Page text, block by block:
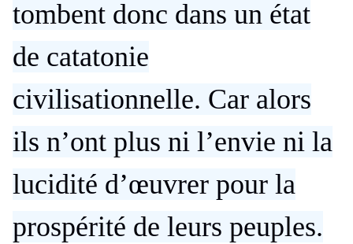
tombent donc dans un état
de catatonie
civilisationnelle. Car alors
ils n’ont plus ni l’envie ni la
lucidité d’œuvrer pour la
prospérité de leurs peuples.